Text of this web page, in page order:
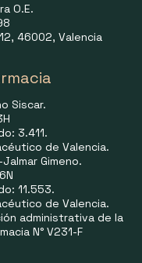
O.E.
46002, Valencia
Siscar.
3.411.
de Valencia.
Gimeno.
11.553.
de Valencia.
administrativa de la
N° V231-F